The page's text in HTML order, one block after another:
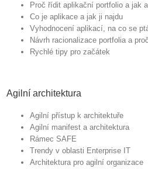
Proč řídit aplikační portfolio a jak
Co je aplikace a jak ji najdu
Vyhodnocení aplikací, na co se
Návrh racionalizace portfolia a
Rychlé tipy pro začátek
Agilní architektura
Agilní přístup k architektuře
Agilní manifest a architektura
Rámec SAFE
Trendy v oblasti Enterprise IT
Architektura pro agilní organizace